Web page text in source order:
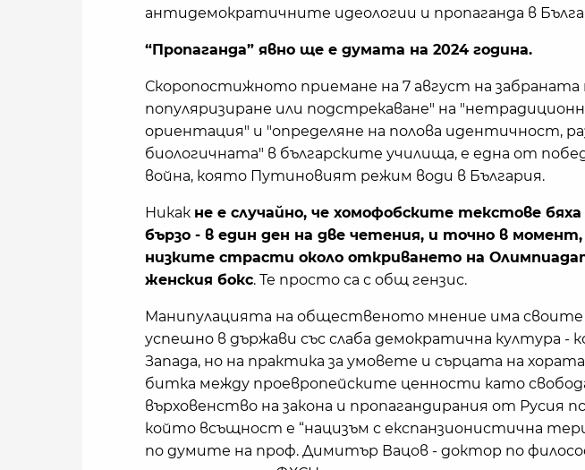
антидемократичните идеологии и пропаганда в
“Пропаганда” явно ще е думата на 2024 година.
Скоропостижното приемане на 7 август на забраната
популяризиране или подстрекаване" на
ориентация" и "определяне на полова идентичност,
биологичната" в българските училища, е една от
война, която Путиновият режим води в България.
Никак не е случайно, че хомофобските текстове бяха
бързо - в един ден на две четения, и точно в момент,
низките страсти около откриването на
женския бокс. Те просто са с общ гензис.
Манипулацията на общественото мнение има своите
успешно в държави със слаба демократична култура -
Запада, но на практика за умовете и сърцата на
битка между проевропейските ценности като
върховенство на закона и пропагандирания от Русия
който всъщност е “нацизъм с експанзионистична
по думите на проф. Димитър Вацов - доктор по